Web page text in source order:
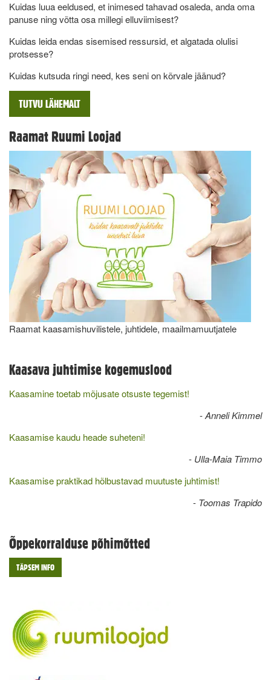
Kuidas luua eeldused, et inimesed tahavad osaleda, anda oma
panuse ning võtta osa millegi elluviimisest?
Kuidas leida endas sisemised ressursid, et algatada olulisi
protsesse?
Kuidas kutsuda ringi need, kes seni on kõrvale jäänud?
TUTVU LÄHEMALT
Raamat Ruumi Loojad
Raamat kaasamishuvilistele, juhtidele, maailmamuutjatele
Kaasava juhtimise kogemuslood
Kaasamine toetab mõjusate otsuste tegemist!
-Anneli Kimmel
Kaasamise kaudu heade suheteni!
- Ulla-Maia Timmo
Kaasamise praktikad hõlbustavad muutuste juhtimist!
- Toomas Trapido
Õppekorralduse põhimõtted
TÄPSEM INFO